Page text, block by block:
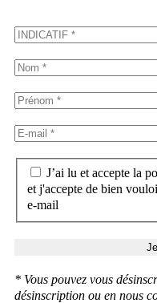
J’ai lu et accepte la
et j'accepte de bien
e-mail
* Vous pouvez vous
désinscription ou en nous